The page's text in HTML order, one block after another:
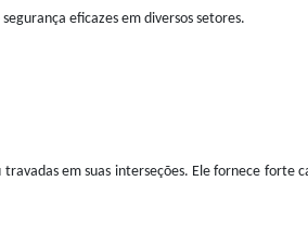
eficazes em diversos setores.
em suas interseções. Ele fornece forte